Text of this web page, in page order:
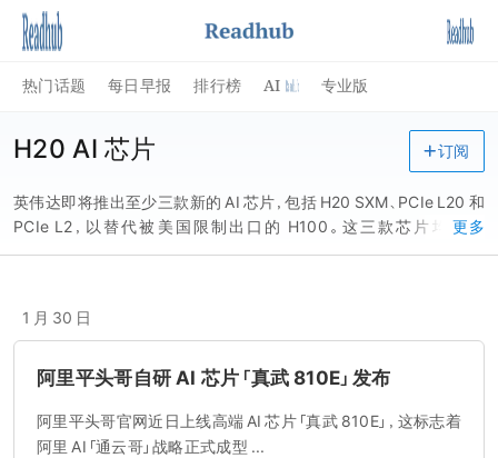
热门话题 每日早报 排行榜 AI 专业版
H20 AI 芯片
英伟达即将推出至少三款新的 AI 芯片，包括 H20 SXM、PCIe L20 和
PCIe L2，以替代被美国限制出口的 H100。这三款芯片均基于
Hopper GPU 架构，最高理论性能可达 296TFLOP（每秒浮点运算次
更多
订阅
1 月 30 日
​阿里平头哥自研 AI 芯片「真武 810E」发布
阿里平头哥官网近日上线高端 AI 芯片「真武 810E」，这标志着
阿里 AI「通云哥」战略正式成型 ...